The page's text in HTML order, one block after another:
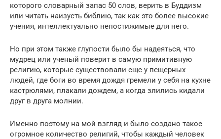
которого словарный запас 50 слов, верить в Буддизм
или читать наизусть библию, так как это более высокие
учения, интеллектуально непостижимые для него.
Но при этом также глупости было бы надеяться, что
мудрец или ученый поверит в самую примитивную
религию, которые существовали еще у пещерных
людей, где боги во время дождя гремели у себя на кухне
кастрюлями, плакали дождем, а когда злились кидали
друг в друга молнии.
Именно поэтому на мой взгляд и было создано такое
огромное количество религий, чтобы каждый человек